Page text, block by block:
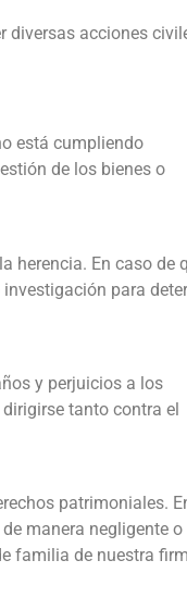
diversas acciones
está cumpliendo
de los bienes o
herencia. En caso de
para
y perjuicios a los
tanto contra el
patrimoniales.
manera negligente o
familia de nuestra